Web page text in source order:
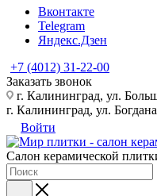
Вконтакте
Telegram
Яндекс.Дзен
+7 (4012) 31-22-00
Заказать звонок
г. Калининград, ул.
г. Калининград, ул.
Войти
Салон керамической